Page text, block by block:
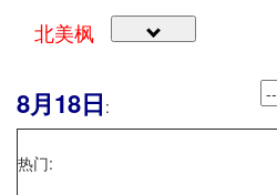
北美枫
8月18日 :
热门: